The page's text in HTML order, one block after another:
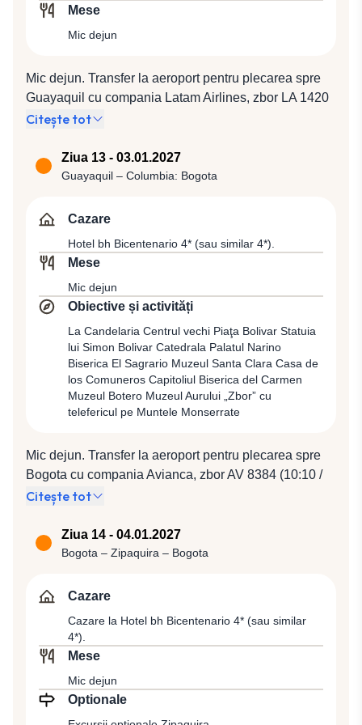
posibilitatea de a face snorkeling într-un golf mic și de
a înota cu leii de mare, întotdeauna foarte jucăuși și
șansa de a vedea diverse specii de pești și, dacă
aveţi noroc, chiar și țestoase de mare. Cazare la Hotel
Arena Blanca 3* superior (sau similar 3* superior).
Mese
Mic dejun
Mic dejun. Transfer la aeroport pentru plecarea spre
Guayaquil cu compania Latam Airlines, zbor LA 1420
(10:45 / 13:30). După sosire, vom face un tur
a Ecuadorului, cel mai mare şi mai cosmopolit dintre
oraşele ecuadoriene, prilej cu care vom vedea
Municipal, Mercado Artesanal și Parque Central.
similar 4*).
Citește tot
Ziua 13 - 03.01.2027
Guayaquil – Columbia: Bogota
Cazare
Hotel bh Bicentenario 4* (sau similar 4*).
Mese
Mic dejun
Obiective și activități
La Candelaria Centrul vechi Piaţa Bolivar Statuia
lui Simon Bolivar Catedrala Palatul Narino
Biserica El Sagrario Muzeul Santa Clara Casa de
los Comuneros Capitoliul Biserica del Carmen
Muzeul Botero Muzeul Aurului „Zbor” cu
telefericul pe Muntele Monserrate
Mic dejun. Transfer la aeroport pentru plecarea spre
Bogota cu compania Avianca, zbor AV 8384 (10:10 /
11:50). Sosire în Bogota, capitala Columbiei, cu 9
în regiunea andină. Orașul a fost fondat în anul 1538
de către spanioli, având de-a lungul epocii coloniale
Noii Granada, a Columbiei Mari și în prezent a
Bogota printr-un tur panoramic şi pietonal care va
include La Candelaria, partea veche a oraşului, cu
parcuri pitoreşti, cu case coloniale pictate în culori
pastelate, cu ferestre din oţel şi uşi solide din lemn.
Vom ajunge în Piaţa Bolivar, dominată de statuia lui
Citește tot
Ziua 14 - 04.01.2027
Bogota – Zipaquira – Bogota
Cazare
Cazare la Hotel bh Bicentenario 4* (sau similar
4*).
Mese
Mic dejun
Optionale